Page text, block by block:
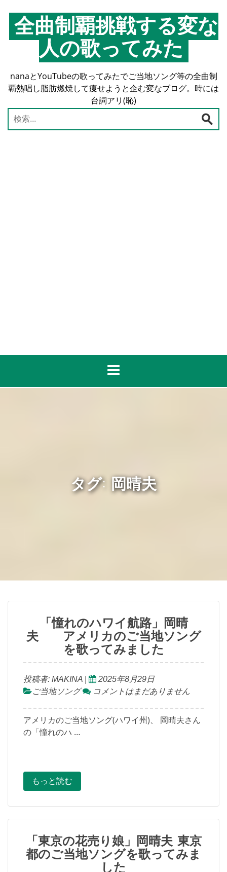
全曲制覇挑戦する変な
人の歌ってみた
nanaとYouTubeの歌ってみたでご当地ソング等の全曲制
覇熱唱し脂肪燃焼して痩せようと企む変なブログ。時には
台詞アリ(恥)
検
索:
タグ: 岡晴夫
「憧れのハワイ航路」岡晴
夫 アメリカのご当地ソング
を歌ってみました
投稿者: MAKINA
2025年8月29日
ご当地ソング
コメントはまだありません
アメリカのご当地ソング(ハワイ州)、 岡晴夫さん
の「憧れのハ …
もっと読む
「東京の花売り娘」岡晴夫 東京
都のご当地ソングを歌ってみま
した